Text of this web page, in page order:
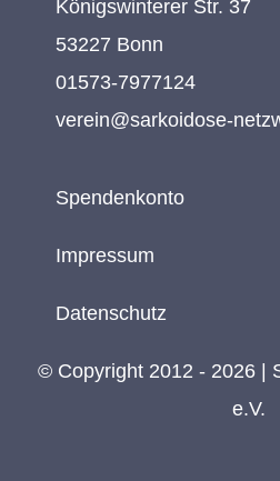
Königswinterer Str. 37
53227 Bonn
01573-7977124
verein@sarkoidose-
Spendenkonto
Impressum
Datenschutz
© Copyright 2012 - 2026 |
e.V.